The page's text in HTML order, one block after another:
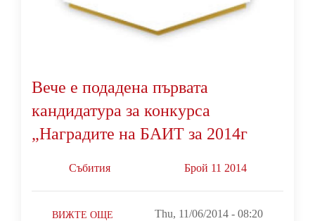
Вече е подадена първата
кандидатура за конкурса
„Наградите на БАИТ за 2014г
Събития Брой 11 2014
ВИЖТЕ ОЩЕ Thu, 11/06/2014 - 08:20